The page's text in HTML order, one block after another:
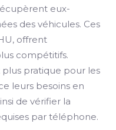
eux-
des véhicules. Ces
offrent
compétitifs.
plus pratique pour les
leurs besoins en
de vérifier la
par téléphone.